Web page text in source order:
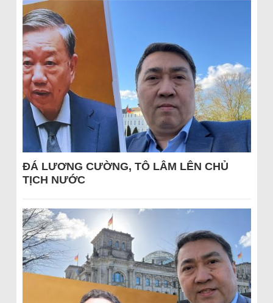
ĐÁ LƯƠNG CƯỜNG, TÔ LÂM LÊN CHỦ
TỊCH NƯỚC